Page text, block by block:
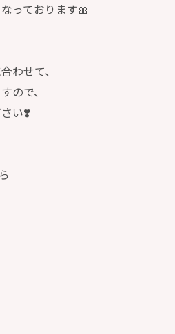
っております🎀
わせて、
ので、
い❣️